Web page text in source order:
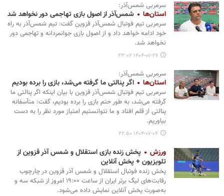
سرمربی شمس‌آذر:
استان‌ها شمس‌آذر از اصول بازی تهاجمی دور نخواهد شد
سرمربی تیم فوتبال شمس‌آذر قزوین گفت: تیم شمس‌آذر به راه
خود ادامه خواهد داد و از اصول بازی جوانمردانه و تهاجمی دور
نخواهد شد.
۱۴۰۴-۰۷-۲۶ ۲۳:۰۲
سرمربی شمس‌آذر:
استان‌ها اگر پنالتی ما گرفته می‌شد، بازی را برده بودیم
سرمربی تیم فوتبال شمس‌آذر قزوین با بیان اینکه اگر پنالتی ما
گرفته می‌شد، به طور حتم بازی را برده بودیم، گفت: متأسفانه
پنالتی از قلم افتاد و ما نتوانستیم امتیاز مورد نظر را به دست
بیاوریم.
۱۴۰۴-۰۷-۰۴ ۲۲:۵۰
ورزش
پخش زنده بازی استقلال و شمس آذر قزوین از
تلویزیون + پخش آنلاین
پخش زنده فوتبال استقلال و شمس آذر قزوین در چارچوب
رقابت‌های لیگ برتر ایران از ساعت ۱۹:۰۰ امروز از شبکه سه و
به‌صورت پخش آنلاین نمایش داده می‌شود.